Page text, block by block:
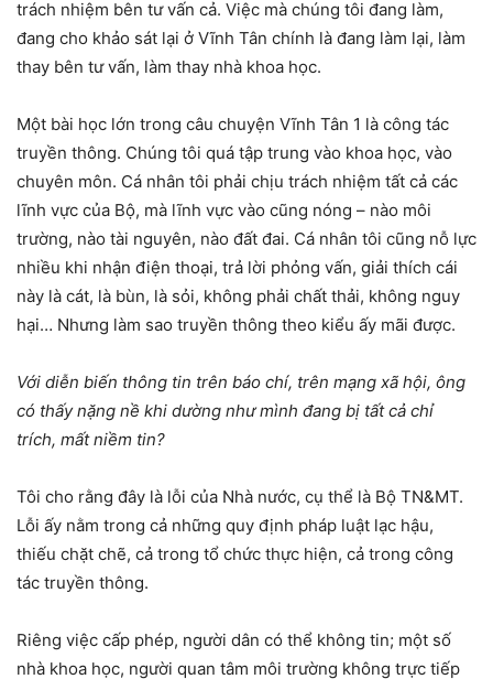
trách nhiệm bên tư vấn cả. Việc mà chúng tôi đang làm,
đang cho khảo sát lại ở Vĩnh Tân chính là đang làm lại, làm
thay bên tư vấn, làm thay nhà khoa học.
Một bài học lớn trong câu chuyện Vĩnh Tân 1 là công tác
truyền thông. Chúng tôi quá tập trung vào khoa học, vào
chuyên môn. Cá nhân tôi phải chịu trách nhiệm tất cả các
lĩnh vực của Bộ, mà lĩnh vực vào cũng nóng – nào môi
trường, nào tài nguyên, nào đất đai. Cá nhân tôi cũng nỗ lực
nhiều khi nhận điện thoại, trả lời phỏng vấn, giải thích cái
này là cát, là bùn, là sỏi, không phải chất thải, không nguy
hại… Nhưng làm sao truyền thông theo kiểu ấy mãi được.
Với diễn biến thông tin trên báo chí, trên mạng xã hội, ông
có thấy nặng nề khi dường như mình đang bị tất cả chỉ
trích, mất niềm tin?
Tôi cho rằng đây là lỗi của Nhà nước, cụ thể là Bộ TN&MT.
Lỗi ấy nằm trong cả những quy định pháp luật lạc hậu,
thiếu chặt chẽ, cả trong tổ chức thực hiện, cả trong công
tác truyền thông.
Riêng việc cấp phép, người dân có thể không tin; một số
nhà khoa học, người quan tâm môi trường không trực tiếp